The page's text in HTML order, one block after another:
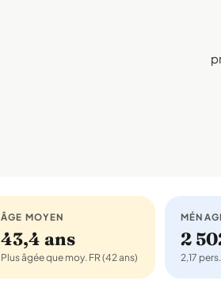
ÂGE MOYEN
43,4 ans
Plus âgée que moy. FR (42 ans)
2
2,17